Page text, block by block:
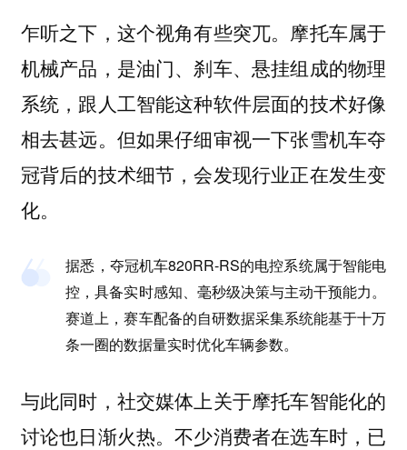
乍听之下，这个视角有些突兀。摩托车属于
机械产品，是油门、刹车、悬挂组成的物理
系统，跟人工智能这种软件层面的技术好像
相去甚远。但如果仔细审视一下张雪机车夺
冠背后的技术细节，会发现行业正在发生变
化。
据悉，夺冠机车820RR-RS的电控系统属于智能电
控，具备实时感知、毫秒级决策与主动干预能力。
赛道上，赛车配备的自研数据采集系统能基于十万
条一圈的数据量实时优化车辆参数。
与此同时，社交媒体上关于摩托车智能化的
讨论也日渐火热。不少消费者在选车时，已